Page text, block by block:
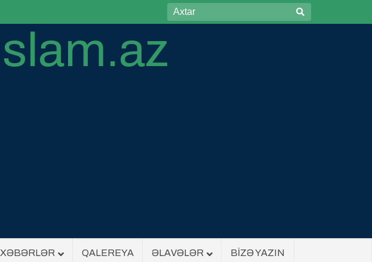
XƏBƏRLƏR QALEREYA ƏLAVƏLƏR BİZƏ YAZIN